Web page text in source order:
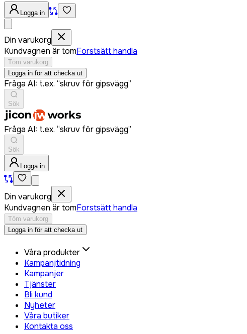
Logga in
Din varukorg
Kundvagnen är tomForstsätt handla
Töm varukorg
Logga in för att checka ut
Fråga AI: t.ex. “skruv för gipsvägg”
Sök
Fråga AI: t.ex. “skruv för gipsvägg”
Sök
Logga in
Din varukorg
Kundvagnen är tomForstsätt handla
Töm varukorg
Logga in för att checka ut
Våra produkter
Kampanjtidning
Kampanjer
Tjänster
Bli kund
Nyheter
Våra butiker
Kontakta oss